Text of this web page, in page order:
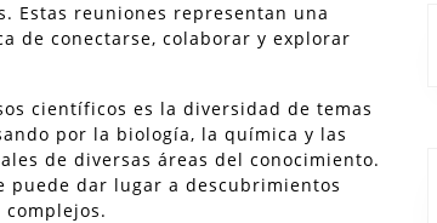
Estas reuniones representan una
de conectarse, colaborar y explorar
científicos es la diversidad de temas
por la biología, la química y las
de diversas áreas del conocimiento.
dar lugar a descubrimientos